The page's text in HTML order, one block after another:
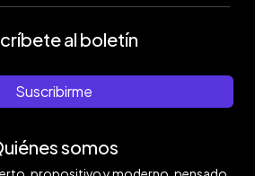
al boletín
Suscribirme
somos